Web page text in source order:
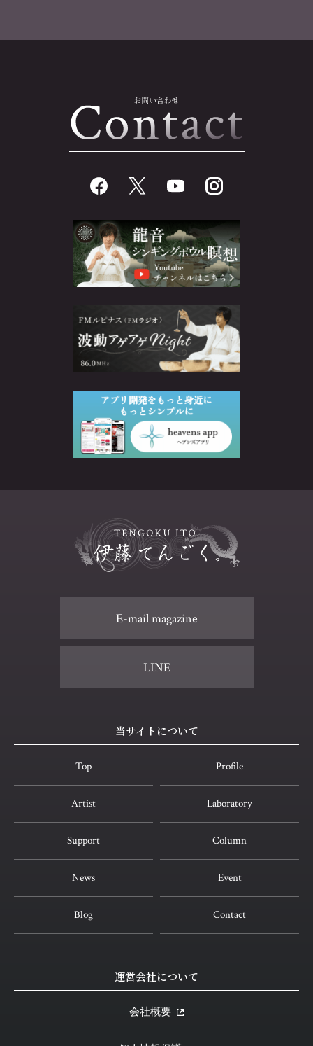
E-mail magazine
LINE
当サイトについて
Top Profile
Artist Laboratory
Support Column
News Event
Blog Contact
運営会社について
会社概要